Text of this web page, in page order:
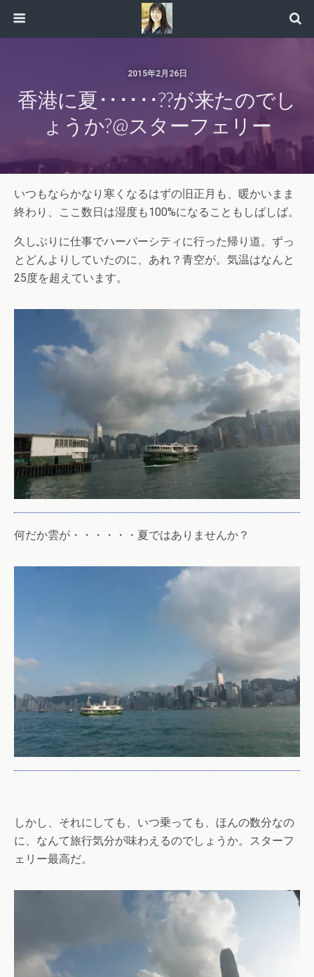
2015年2月26日
香港に夏･･････??が来たのでし
ょうか?@スターフェリー
いつもならかなり寒くなるはずの旧正月も、暖かいまま
終わり、ここ数日は湿度も100%になることもしばしば。
久しぶりに仕事でハーバーシティに行った帰り道。ずっ
とどんよりしていたのに、あれ？青空が。気温はなんと
25度を超えています。
何だか雲が・・・・・・夏ではありませんか？
しかし、それにしても、いつ乗っても、ほんの数分なの
に、なんて旅行気分が味わえるのでしょうか。スターフ
ェリー最高だ。